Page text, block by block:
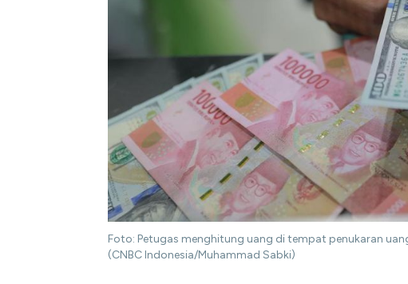
Foto: Petugas menghitung uang di tempat penukaran
(CNBC Indonesia/Muhammad Sabki)